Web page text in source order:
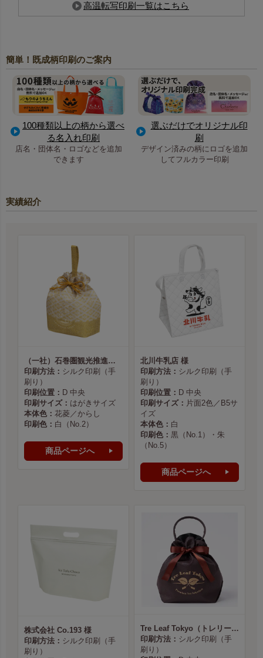
高温転写印刷一覧はこちら
簡単！既成柄印刷のご案内
100種類以上の柄から選べ
る名入れ印刷
店名・団体名・ロゴなどを追加
できます
選ぶだけでオリジナル印
刷
デザイン済みの柄にロゴを追加
してフルカラー印刷
実績紹介
（一社）石巻圏観光推進機構様
印刷方法： シルク印刷（手
刷り）
印刷位置： D 中央
印刷サイズ： はがきサイズ
本体色： 花菱／からし
印刷色： 白（No.2）
商品ページへ
北川牛乳店 様
印刷方法： シルク印刷（手
刷り）
印刷位置： D 中央
印刷サイズ： 片面2色／B5サ
イズ
本体色： 白
印刷色： 黒（No.1）・朱
（No.5）
商品ページへ
株式会社 Co.193 様
印刷方法： シルク印刷（手
刷り）
Tre Leaf Tokyo（トレリーフ東京） 様
印刷方法： シルク印刷（手
刷り）